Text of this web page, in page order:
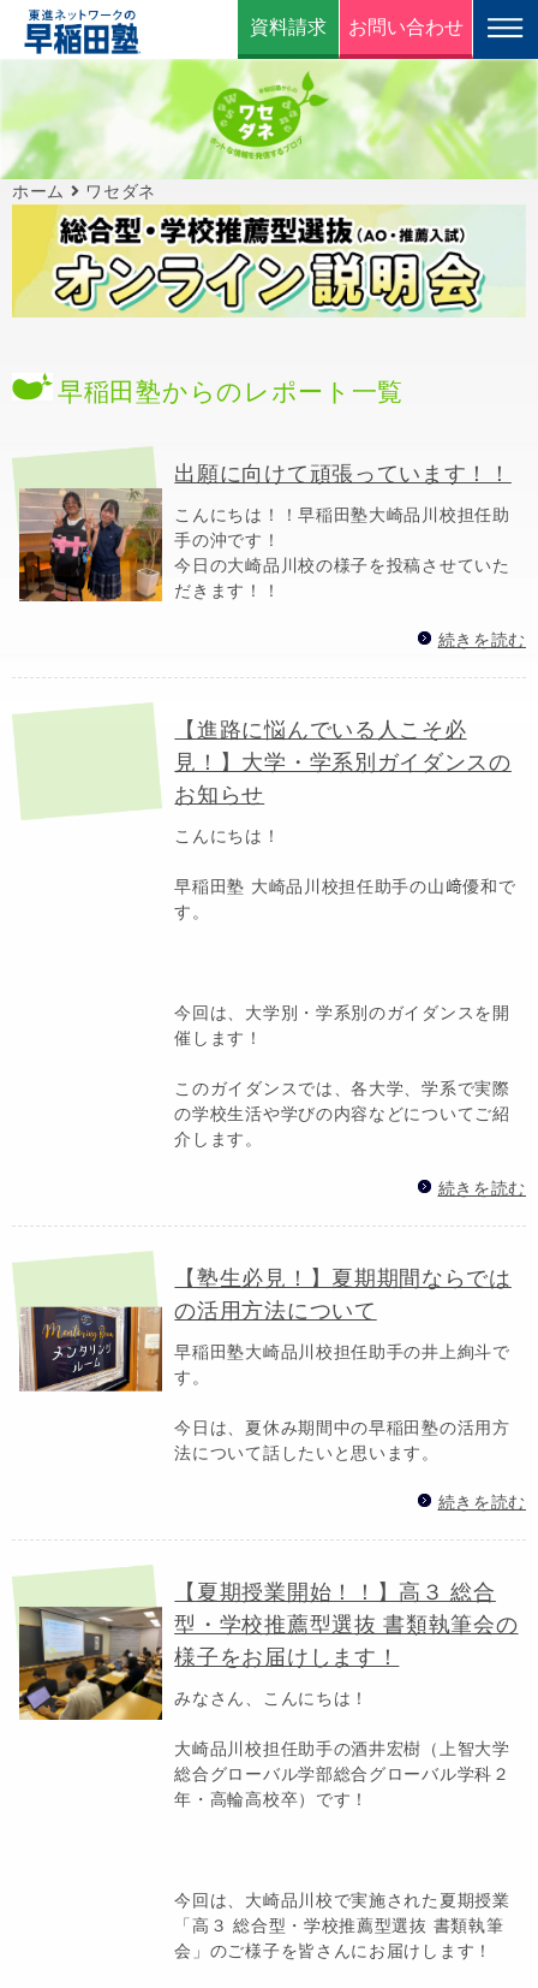
資料請求 お問い合わせ
ホーム ワセダネ
早稲田塾からのレポート一覧
出願に向けて頑張っています！！
こんにちは！！早稲田塾大崎品川校担任助
手の沖です！
今日の大崎品川校の様子を投稿させていた
だきます！！
続きを読む
【進路に悩んでいる人こそ必
見！】大学・学系別ガイダンスの
お知らせ
こんにちは！
早稲田塾 大崎品川校担任助手の山﨑優和で
す。
今回は、大学別・学系別のガイダンスを開
催します！
このガイダンスでは、各大学、学系で実際
の学校生活や学びの内容などについてご紹
介します。
続きを読む
【塾生必見！】夏期期間ならでは
の活用方法について
早稲田塾大崎品川校担任助手の井上絢斗で
す。
今日は、夏休み期間中の早稲田塾の活用方
法について話したいと思います。
続きを読む
【夏期授業開始！！】高３ 総合
型・学校推薦型選抜 書類執筆会の
様子をお届けします！
みなさん、こんにちは！
大崎品川校担任助手の酒井宏樹（上智大学
総合グローバル学部総合グローバル学科２
年・高輪高校卒）です！
今回は、大崎品川校で実施された夏期授業
「高３ 総合型・学校推薦型選抜 書類執筆
会」のご様子を皆さんにお届けします！